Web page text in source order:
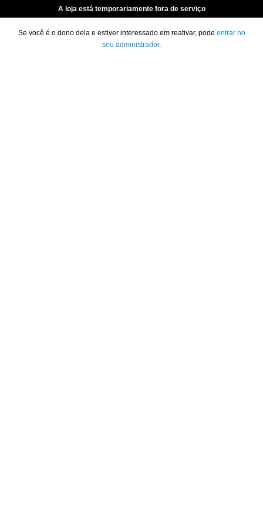
A loja está temporariamente fora de serviço
Se você é o dono dela e estiver interessado em reativar, pode entrar no
seu administrador.